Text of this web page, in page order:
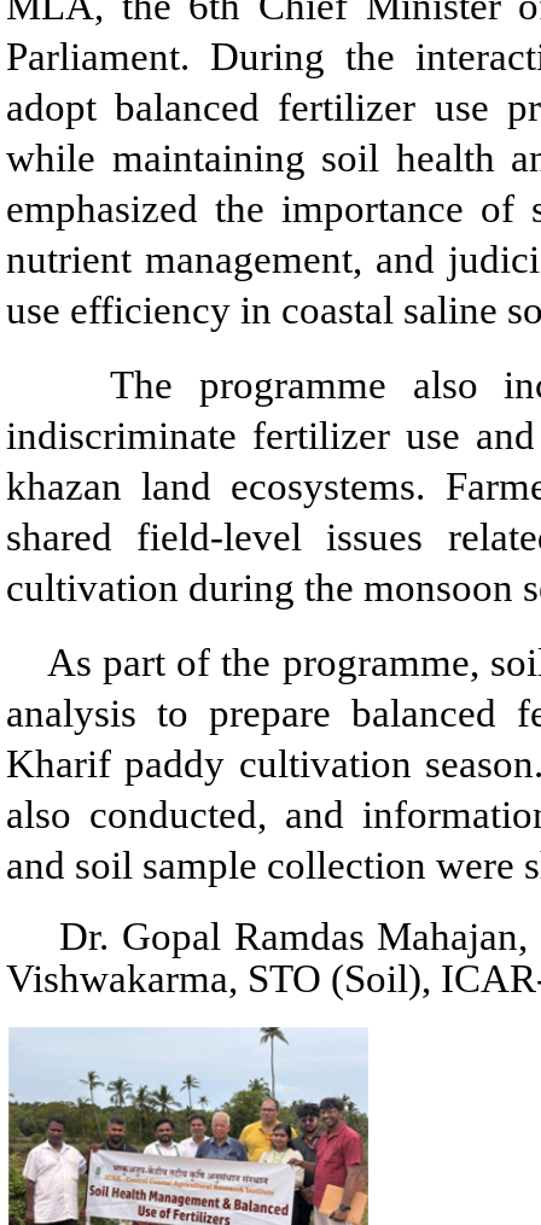
Parliament. During the
adopt balanced fertilizer use
while maintaining soil health
emphasized the importance of
nutrient management, and
use efficiency in coastal saline
The programme also
indiscriminate fertilizer use
khazan land ecosystems.
shared field-level issues
cultivation during the monsoon
As part of the programme,
analysis to prepare balanced
Kharif paddy cultivation
also conducted, and
and soil sample collection were
Dr. Gopal Ramdas Mahajan,
Vishwakarma, STO (Soil),